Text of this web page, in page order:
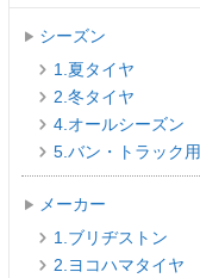
シーズン
1.夏タイヤ
2.冬タイヤ
4.オールシーズン
5.バン・トラック用
メーカー
1.ブリヂストン
2.ヨコハマタイヤ